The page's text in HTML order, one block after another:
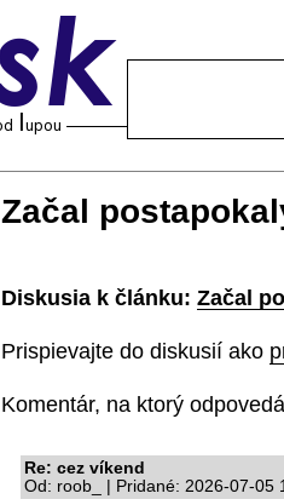
Začal
Diskusia k článku: Začal
Prispievajte do diskusií ako
Komentár, na ktorý
Re: cez víkend
Od: roob_ | Pridané: 2026-07-05